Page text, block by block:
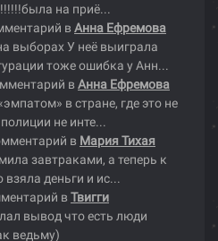
на приё...
в Анна Ефремова
выборах У неё выиграла
тоже ошибка у Анн...
в Анна Ефремова
в стране, где это не
не инте...
в Мария Тихая
завтраками, а теперь к
взяла деньги и ис...
в Твигги
вывод что есть люди
ведьму)